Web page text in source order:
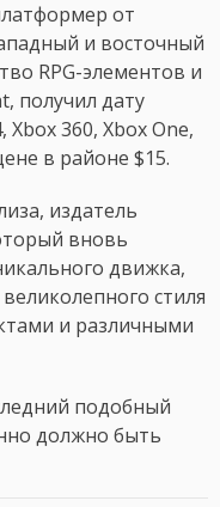
от
и восточный
RPG-элементов и
получил дату
Xbox 360, Xbox One,
в районе $15.
издатель
вновь
движка,
стиля
и различными
подобный
должно быть